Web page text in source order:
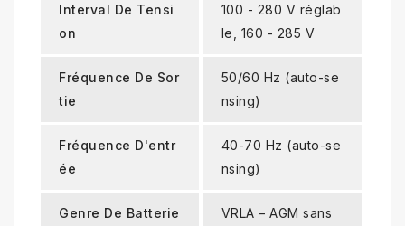
Interval De Tensi
On
100 - 280 V réglab
le, 160 - 285 V
Fréquence De Sor
Tie
50/60 Hz (auto-se
nsing)
Fréquence D'entr
Ée
40-70 Hz (auto-se
nsing)
Genre De Batterie
VRLA – AGM sans